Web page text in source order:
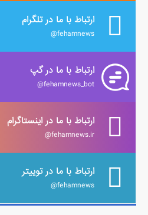
ارتباط با ما در تلگرام
fehamnews@
ارتباط با ما در گپ
fehamnews_bot@
ارتباط با ما در اینستاگرام
fehamnews.ir@
ارتباط با ما در توییتر
fehamnews@